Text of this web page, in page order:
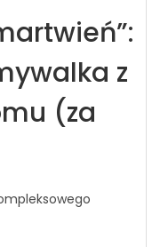
z
(za